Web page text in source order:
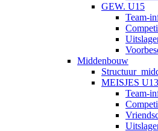
GEW. U15
Team-
Middenbouw
MEISJES U13
Team-